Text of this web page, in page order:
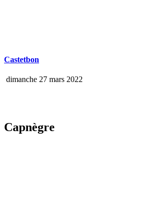
Castetbon
dimanche 27 mars 2022
Capnègre